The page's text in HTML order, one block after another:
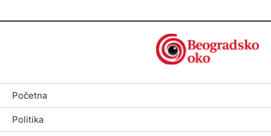
Početna
Politika